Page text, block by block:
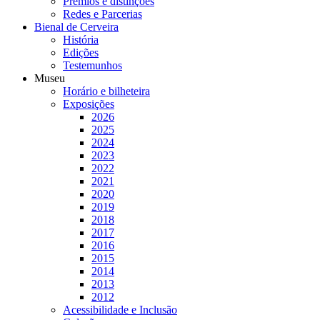
Redes e Parcerias
Bienal de Cerveira
História
Edições
Testemunhos
Museu
Horário e bilheteira
Exposições
2026
2025
2024
2023
2022
2021
2020
2019
2018
2017
2016
2015
2014
2013
2012
Acessibilidade e Inclusão